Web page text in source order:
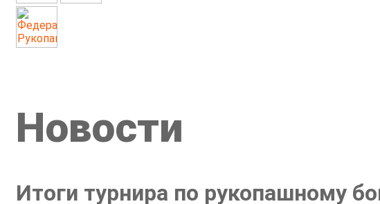
Новости
Итоги турнира по рукопашному